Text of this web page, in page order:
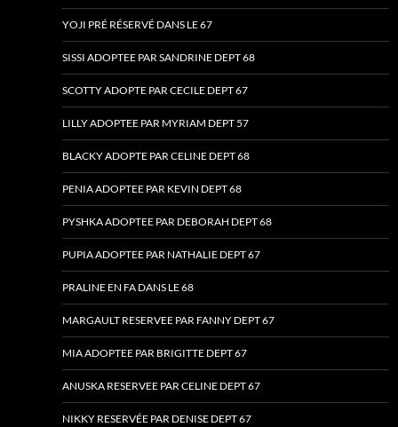
YOJI PRÉ RÉSERVÉ DANS LE 67
SISSI ADOPTEE PAR SANDRINE DEPT 68
SCOTTY ADOPTE PAR CECILE DEPT 67
LILLY ADOPTEE PAR MYRIAM DEPT 57
BLACKY ADOPTE PAR CELINE DEPT 68
PENIA ADOPTEE PAR KEVIN DEPT 68
PYSHKA ADOPTEE PAR DEBORAH DEPT 68
PUPIA ADOPTEE PAR NATHALIE DEPT 67
PRALINE EN FA DANS LE 68
MARGAULT RESERVEE PAR FANNY DEPT 67
MIA ADOPTEE PAR BRIGITTE DEPT 67
ANUSKA RESERVEE PAR CELINE DEPT 67
NIKKY RESERVÉE PAR DENISE DEPT 67